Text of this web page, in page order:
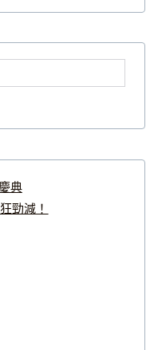
典
勁減！